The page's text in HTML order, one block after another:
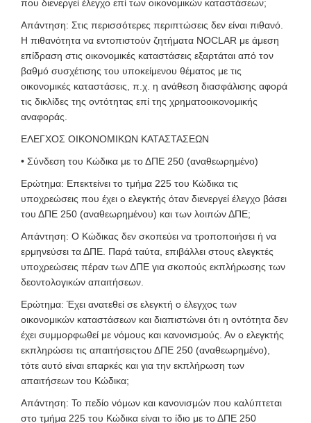
που διενεργεί έλεγχο επί των οικονομικών καταστάσεων;
Απάντηση: Στις περισσότερες περιπτώσεις δεν είναι πιθανό.
Η πιθανότητα να εντοπιστούν ζητήματα NOCLAR με άμεση
επίδραση στις οικονομικές καταστάσεις εξαρτάται από τον
βαθμό συσχέτισης του υποκείμενου θέματος με τις
οικονομικές καταστάσεις, π.χ. η ανάθεση διασφάλισης αφορά
τις δικλίδες της οντότητας επί της χρηματοοικονομικής
αναφοράς.
ΕΛΕΓΧΟΣ ΟΙΚΟΝΟΜΙΚΩΝ ΚΑΤΑΣΤΑΣΕΩΝ
• Σύνδεση του Κώδικα με το ΔΠΕ 250 (αναθεωρημένο)
Ερώτημα: Επεκτείνει το τμήμα 225 του Κώδικα τις
υποχρεώσεις που έχει ο ελεγκτής όταν διενεργεί έλεγχο βάσει
του ΔΠΕ 250 (αναθεωρημένου) και των λοιπών ΔΠΕ;
Απάντηση: Ο Κώδικας δεν σκοπεύει να τροποποιήσει ή να
ερμηνεύσει τα ΔΠΕ. Παρά ταύτα, επιβάλλει στους ελεγκτές
υποχρεώσεις πέραν των ΔΠΕ για σκοπούς εκπλήρωσης των
δεοντολογικών απαιτήσεων.
Ερώτημα: Έχει ανατεθεί σε ελεγκτή ο έλεγχος των
οικονομικών καταστάσεων και διαπιστώνει ότι η οντότητα δεν
έχει συμμορφωθεί με νόμους και κανονισμούς. Αν ο ελεγκτής
εκπληρώσει τις απαιτήσειςτου ΔΠΕ 250 (αναθεωρημένο),
τότε αυτό είναι επαρκές και για την εκπλήρωση των
απαιτήσεων του Κώδικα;
Απάντηση: Το πεδίο νόμων και κανονισμών που καλύπτεται
στο τμήμα 225 του Κώδικα είναι το ίδιο με το ΔΠΕ 250